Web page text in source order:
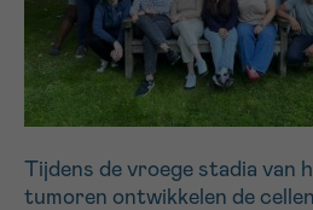
Tijdens de vroege stadia van
tumoren ontwikkelen de
Ja, stuur mij de nieuwsbrief
Ik aanvaard de
*VERPLICHT VELD
Sturen